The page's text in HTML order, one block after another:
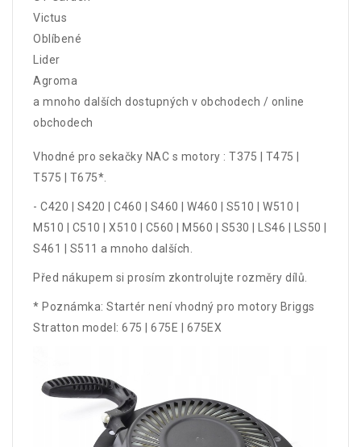
Victus
Oblíbené
Lider
Agroma
a mnoho dalších dostupných v obchodech / online
obchodech
Vhodné pro sekačky NAC s motory : T375 | T475 |
T575 | T675*.
- C420 | S420 | C460 | S460 | W460 | S510 | W510 |
M510 | C510 | X510 | C560 | M560 | S530 | LS46 | LS50 |
S461 | S511 a mnoho dalších.
Před nákupem si prosím zkontrolujte rozměry dílů.
* Poznámka: Startér není vhodný pro motory Briggs
Stratton model: 675 | 675E | 675EX